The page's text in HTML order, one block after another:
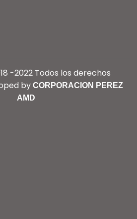
-2022 Todos los derechos
by CORPORACION PEREZ
AMD